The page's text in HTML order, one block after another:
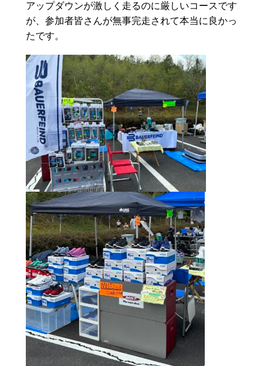
アップダウンが激しく走るのに厳しいコースです
が、参加者皆さんが無事完走されて本当に良かっ
たです。